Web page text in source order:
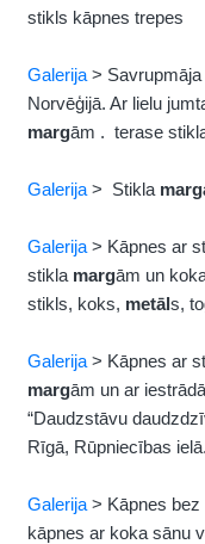
stikls kāpnes trepes
Galerija >
Norvēģijā. Ar lielu
margām . terase
Galerija > Stikla
Galerija > Kāpnes ar
stikla margām un
stikls, koks, metāls,
Galerija > Kāpnes ar
margām un ar
“Daudzstāvu
Rīgā, Rūpniecības
Galerija > Kāpnes
kāpnes ar koka sānu